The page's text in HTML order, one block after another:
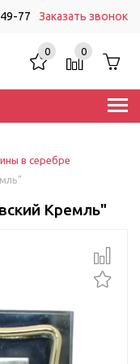
77 Заказать звонок
0 0
в серебре
Кремль"